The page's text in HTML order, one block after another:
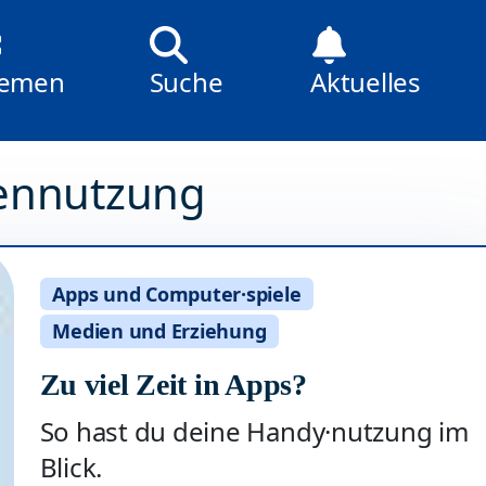
Suche Aktuelles
Apps und Computer·spiele
Medien und Erziehung
Zu viel Zeit in Apps?
So hast du deine Handy·nutzung im
Blick.